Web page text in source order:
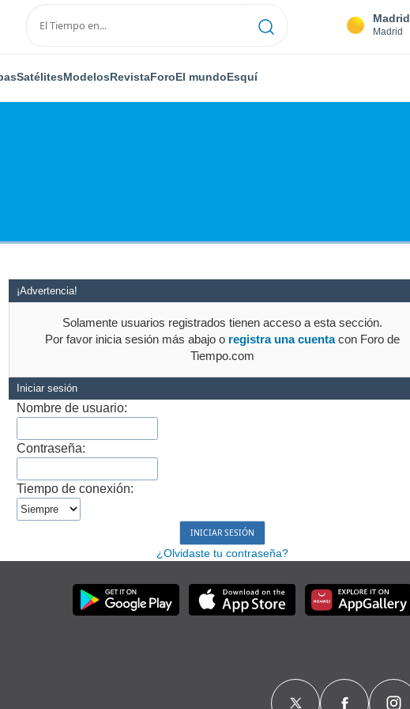
Madrid
Madrid
SatélitesModelosRevistaForoEl mundoEsquí
¡Advertencia!
Solamente usuarios registrados tienen acceso a esta sección.
Por favor inicia sesión más abajo o registra una cuentacon Foro de
Tiempo.com
Iniciar sesión
Nombre de usuario:
Contraseña:
Tiempo de conexión:
¿Olvidaste tu contraseña?